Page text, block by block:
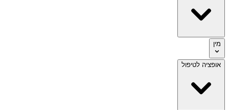
מין
אופציה לטיפול